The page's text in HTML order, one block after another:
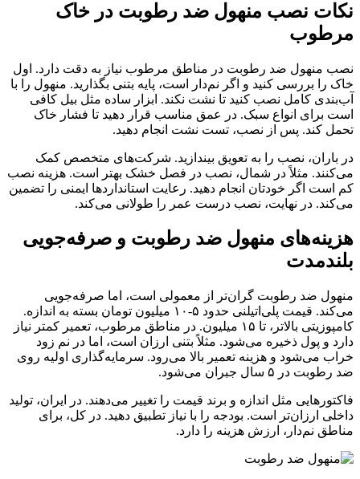
نکات نصب منهول ضد رطوبت در خاک
مرطوب
نصب منهول ضد رطوبت در مناطق مرطوب نیاز به دقت دارد. اول
خاک را بررسی کنید و اگر نم‌دار است، پایه بتنی بگذارید. منهول را با
آب‌بندی کامل نصب کنید تا نشت نکند. ابزار ساده مثل بیل کافی
است برای انواع سبک. در عمق مناسب قرار دهید تا فشار خاک
تحمل کند. پس از نصب، تست نشت انجام دهید.
در باران، نصب را به تعویق بیندازید. شرکت‌های متخصص کمک
می‌کنند. مثلاً در شمال، نصب در فصل خشک بهتر است. هزینه نصب
کم است اگر خودتان انجام دهید. رعایت استانداردها ایمنی را تضمین
می‌کند. در نهایت، نصب درست عمر را طولانی می‌کند.
هزینه‌های منهول ضد رطوبت و صرفه‌جویی
بلندمدت
منهول ضد رطوبت گران‌تر از معمولی است، اما صرفه‌جویی
می‌کند. قیمت پلی‌اتیلنی حدود ۵-۱۰ میلیون تومان بسته به اندازه.
کامپوزیتی بالاتر، تا ۱۵ میلیون. در مناطق مرطوب، تعمیر کمتر نیاز
دارد و پول ذخیره می‌شود. مثلاً بتنی ارزان است، اما در نم زود
خراب می‌شود و هزینه تعمیر بالا می‌رود. سرمایه‌گذاری اولیه روی
ضد رطوبت در ۵ سال جبران می‌شود.
فاکتورهایی مثل اندازه و برند قیمت را تغییر می‌دهند. در ایران، تولید
داخلی ارزان‌تر است. بودجه را با نیاز تطبیق دهید. در کل، برای
مناطق نم‌دار، ارزش هزینه را دارد.